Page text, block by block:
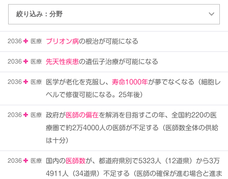
2036 医療 プリオン病の根治が可能になる
2036 医療 先天性疾患の遺伝子治療が可能になる
2036 医療 医学が老化を克服し、 寿命1000年が夢でなくなる（細胞レ
ベルで修復可能になる。25年後）
2036 医療 政府が医師の偏在を解消を目指すこの年、全国約220の医
療圏で約2万4000人の医師が不足する（医師数全体の供給
は十分）
2036 医療 国内の医師数が、都道府県別で5323人（12道県）から3万
4911人（34道県）不足する（医師の確保が進む場合と進ま